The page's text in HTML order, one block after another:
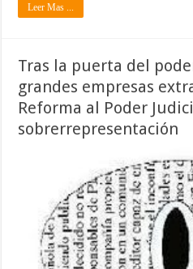
Leer Mas ...
Tras la puerta del
grandes empresas
Reforma al Poder
sobrerrepresentación